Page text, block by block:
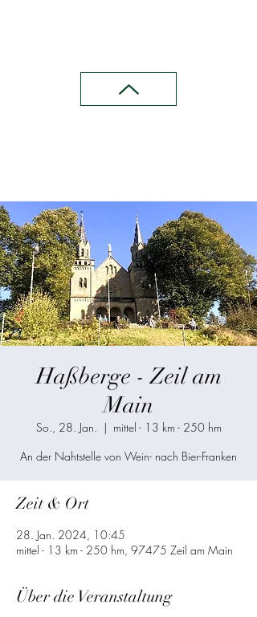
Haßberge - Zeil am
Main
So., 28. Jan.
  |
mittel - 13 km - 250 hm
An der Nahtstelle von Wein- nach Bier-Franken
Zeit & Ort
28. Jan. 2024, 10:45
mittel - 13 km - 250 hm, 97475 Zeil am Main
Über die Veranstaltung